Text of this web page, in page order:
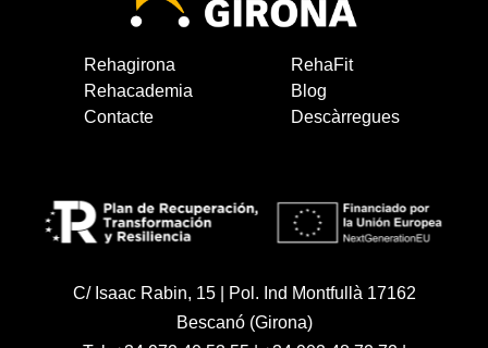
Rehagirona
RehaFit
Rehacademia
Blog
Contacte
Descàrregues
C/ Isaac Rabin, 15 | Pol. Ind Montfullà 17162
Bescanó (Girona)